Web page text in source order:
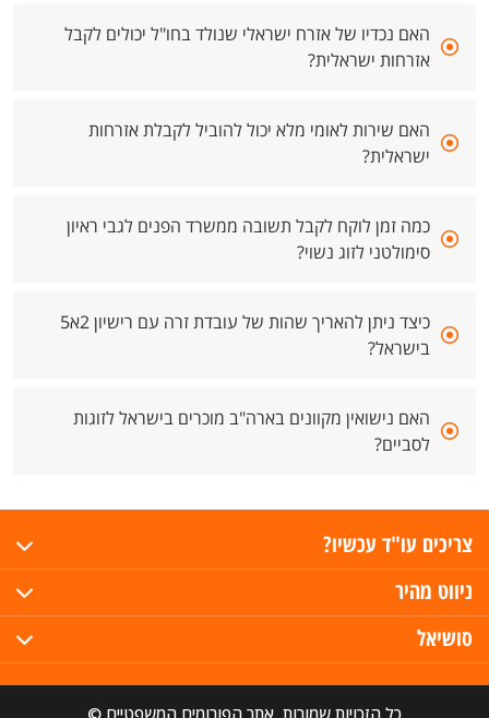
האם נכדיו של אזרח ישראלי שנולד בחו"ל יכולים לקבל
אזרחות ישראלית?
האם שירות לאומי מלא יכול להוביל לקבלת אזרחות
ישראלית?
כמה זמן לוקח לקבל תשובה ממשרד הפנים לגבי ראיון
סימולטני לזוג נשוי?
כיצד ניתן להאריך שהות של עובדת זרה עם רישיון 2א5
בישראל?
האם נישואין מקוונים בארה"ב מוכרים בישראל לזוגות
לסביים?
צריכים עו"ד עכשיו?
ניווט מהיר
סושיאל
כל הזכויות שמורות, אתר הפורומים המשפטיים ©